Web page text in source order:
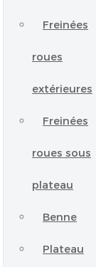
Freinées
roues
extérieures
Freinées
roues sous
plateau
Benne
Plateau